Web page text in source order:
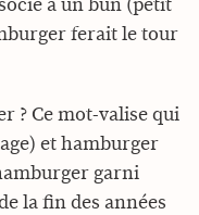
à un bun (petit
ferait le tour
? Ce mot-valise qui
et hamburger
garni
la fin des années